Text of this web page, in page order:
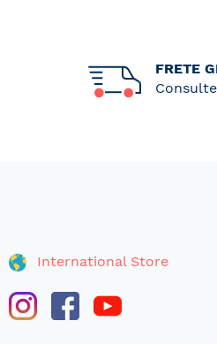
FRETE
International Store